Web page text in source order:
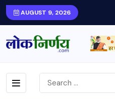
AUGUST 9, 2026